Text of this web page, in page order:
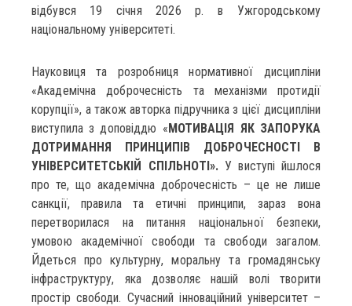
відбувся 19 січня 2026 р. в Ужгородському
національному університеті.
Науковиця та розробниця нормативної дисципліни
«Академічна доброчесність та механізми протидії
корупції», а також авторка підручника з цієї дисципліни
виступила з доповіддю «МОТИВАЦІЯ ЯК ЗАПОРУКА
ДОТРИМАННЯ ПРИНЦИПІВ ДОБРОЧЕСНОСТІ В
УНІВЕРСИТЕТСЬКІЙ СПІЛЬНОТІ». У виступі йшлося
про те, що академічна доброчесність – це не лише
санкції, правила та етичні принципи, зараз вона
перетворилася на питання національної безпеки,
умовою академічної свободи та свободи загалом.
Йдеться про культурну, моральну та громадянську
інфраструктуру, яка дозволяє нашій волі творити
простір свободи. Сучасний інноваційний університет –